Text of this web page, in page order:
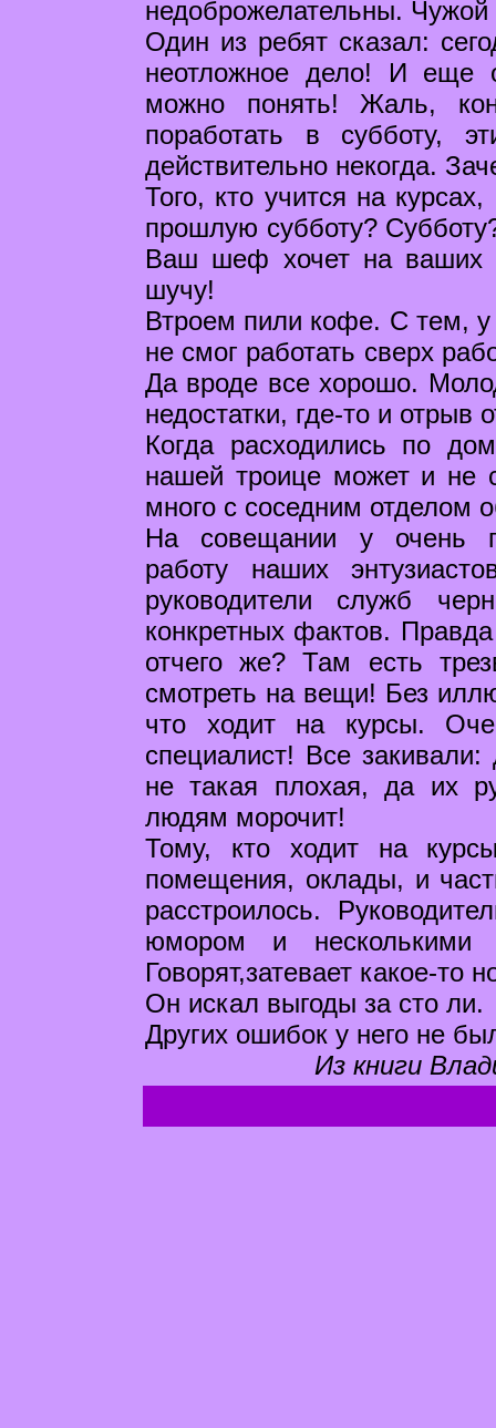
недоброжелательны. Чужой
Один из ребят сказал:
неотложное дело! И еще
можно понять! Жаль,
поработать в субботу,
действительно некогда.
Того, кто учится на
прошлую субботу?
Ваш шеф хочет на ваших
шучу!
Втроем пили кофе. С тем, у
не смог работать сверх
Да вроде все хорошо.
недостатки, где-то и
Когда расходились по
нашей троице может и не
много с соседним отделом
На совещании у очень
работу наших
руководители служб
конкретных фактов.
отчего же? Там есть
смотреть на вещи! Без
что ходит на курсы.
специалист! Все
не такая плохая, да их
людям морочит!
Тому, кто ходит на
помещения, оклады, и
расстроилось.
юмором и
Говорят,затевает какое-то
Он искал выгоды за сто ли.
Других ошибок у него не
Из книги